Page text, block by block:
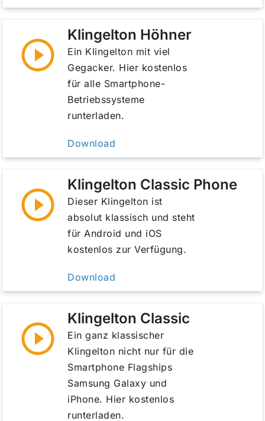
Klingelton Höhner
Ein Klingelton mit viel
Gegacker. Hier kostenlos
für alle Smartphone-
Betriebssysteme
runterladen.
Download
Klingelton Classic Phone
Dieser Klingelton ist
absolut klassisch und steht
für Android und iOS
kostenlos zur Verfügung.
Download
Klingelton Classic
Ein ganz klassischer
Klingelton nicht nur für die
Smartphone Flagships
Samsung Galaxy und
iPhone. Hier kostenlos
runterladen.